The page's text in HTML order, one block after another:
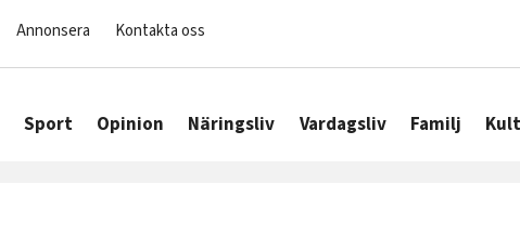
Annonsera Kontakta oss
Sport Opinion Näringsliv Vardagsliv Familj